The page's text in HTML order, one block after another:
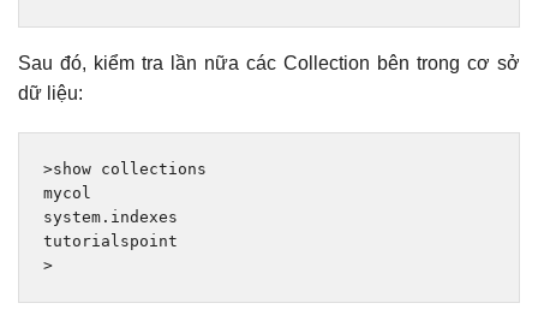
Sau đó, kiểm tra lần nữa các Collection bên trong cơ sở
dữ liệu:
>show collections
mycol
system . indexes
>